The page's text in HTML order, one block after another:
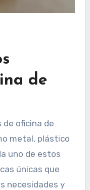
de
oficina de
metal, plástico
uno de estos
únicas que
necesidades y